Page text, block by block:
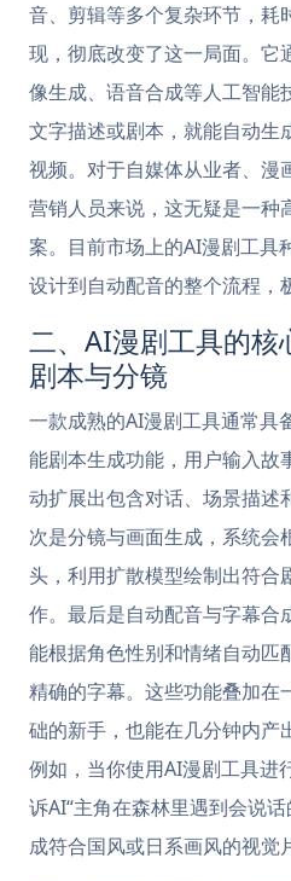
音、剪辑等多个复杂环节，耗
现，彻底改变了这一局面。它
像生成、语音合成等人工智能
文字描述或剧本，就能自动生
视频。对于自媒体从业者、漫
营销人员来说，这无疑是一种
案。目前市场上的AI漫剧工具
设计到自动配音的整个流程，
二、AI漫剧工具的核
剧本与分镜
一款成熟的AI漫剧工具通常具
能剧本生成功能，用户输入故
动扩展出包含对话、场景描述
次是分镜与画面生成，系统会
头，利用扩散模型绘制出符合
作。最后是自动配音与字幕合
能根据角色性别和情绪自动匹
精确的字幕。这些功能叠加在
础的新手，也能在几分钟内产
例如，当你使用AI漫剧工具进
诉AI“主角在森林里遇到会说
成符合国风或日系画风的视觉